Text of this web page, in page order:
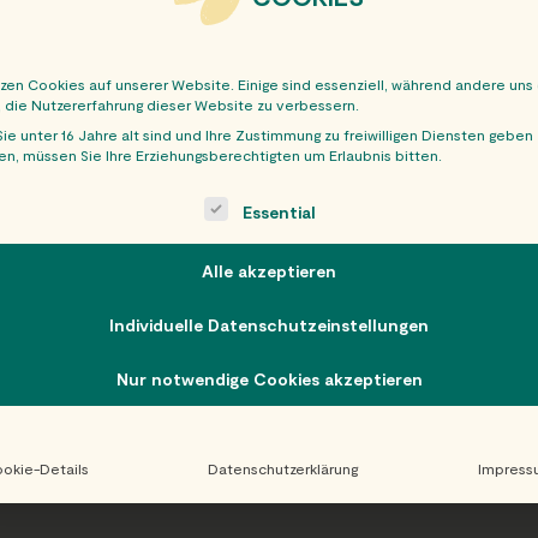
Cookies auf unserer Website. Einige sind essenziell, während andere uns
Nutzererfahrung dieser Website zu verbessern.
unter 16 Jahre alt sind und Ihre Zustimmung zu freiwilligen Diensten geben
müssen Sie Ihre Erziehungsberechtigten um Erlaubnis bitten.
is a list of service groups for which consent can be
Essential
Alle akzeptieren
Individuelle Datenschutzeinstellungen
Nur notwendige Cookies akzeptieren
Details Datenschutzerklärung